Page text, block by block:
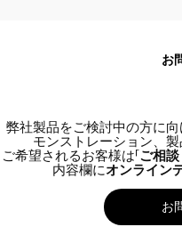
お
弊社製品をご検討中の方に
モンストレーション、製
ご希望されるお客様は「ご相
内容欄にオンライン
お